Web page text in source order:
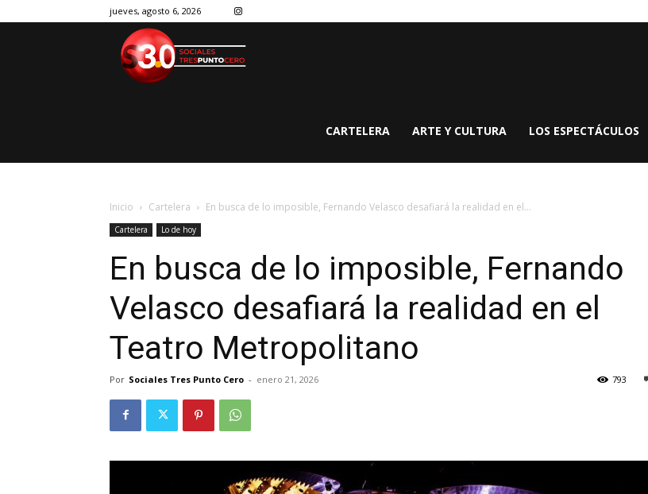
jueves, agosto 6, 2026
CARTELERA ARTE Y CULTURA LOS ESPECTÁCULOS
Inicio Cartelera En busca de lo imposible, Fernando Velasco desafiará la realidad en el...
Cartelera Lo de hoy
En busca de lo imposible, Fernando
Velasco desafiará la realidad en el
Teatro Metropolitano
Por Sociales Tres Punto Cero - enero 21, 2026 793